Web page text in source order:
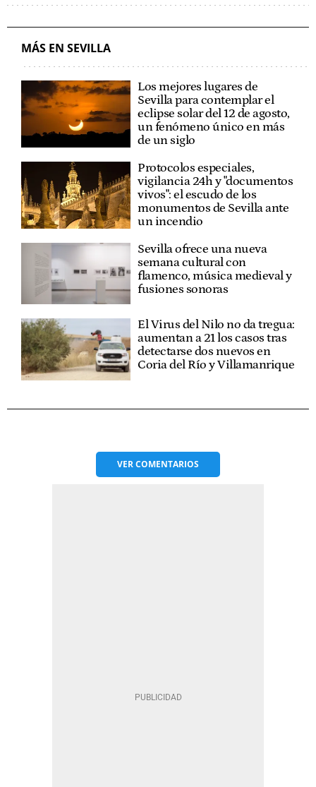
PODEMOS
JOSÉ LUIS SANZ
MÁS EN SEVILLA
Los mejores lugares de
Sevilla para contemplar el
eclipse solar del 12 de agosto,
un fenómeno único en más
de un siglo
Protocolos especiales,
vigilancia 24h y "documentos
vivos": el escudo de los
monumentos de Sevilla ante
un incendio
Sevilla ofrece una nueva
semana cultural con
flamenco, música medieval y
fusiones sonoras
El Virus del Nilo no da tregua:
aumentan a 21 los casos tras
detectarse dos nuevos en
Coria del Río y Villamanrique
VERCOMENTARIOS